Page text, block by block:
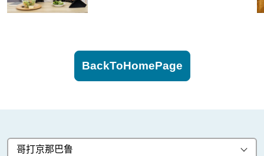
BackToHomePage
哥打京那巴鲁